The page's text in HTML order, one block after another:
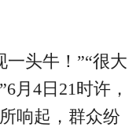
一头牛！”“很大
月4日21时许，
响起，群众纷